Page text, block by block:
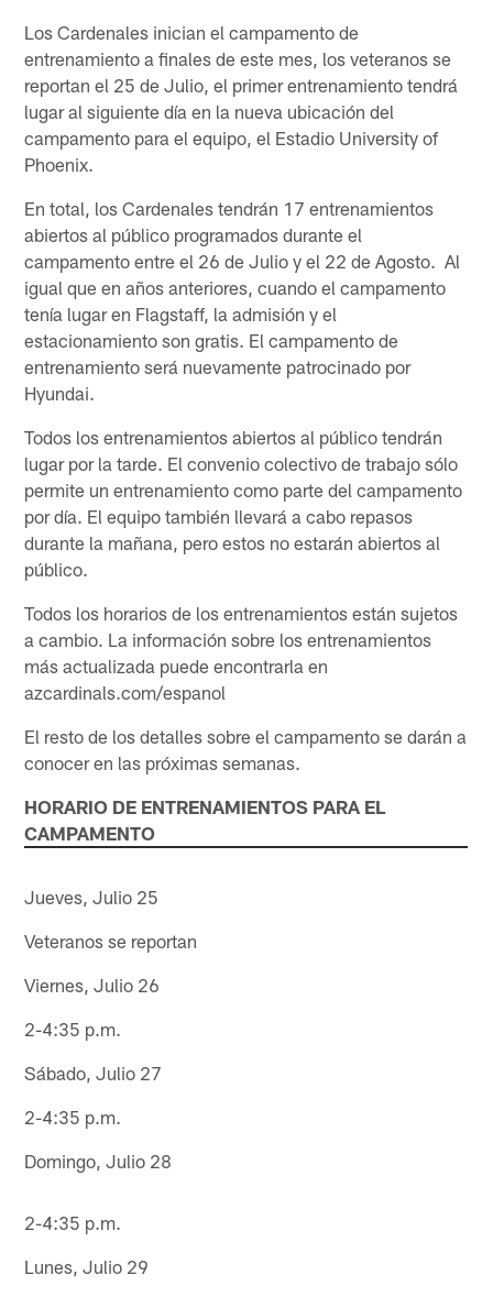
Los Cardenales inician el campamento de
entrenamiento a finales de este mes, los veteranos se
reportan el 25 de Julio, el primer entrenamiento tendrá
lugar al siguiente día en la nueva ubicación del
campamento para el equipo, el Estadio University of
Phoenix.
En total, los Cardenales tendrán 17 entrenamientos
abiertos al público programados durante el
campamento entre el 26 de Julio y el 22 de Agosto. Al
igual que en años anteriores, cuando el campamento
tenía lugar en Flagstaff, la admisión y el
estacionamiento son gratis. El campamento de
entrenamiento será nuevamente patrocinado por
Hyundai.
Todos los entrenamientos abiertos al público tendrán
lugar por la tarde. El convenio colectivo de trabajo sólo
permite un entrenamiento como parte del campamento
por día. El equipo también llevará a cabo repasos
durante la mañana, pero estos no estarán abiertos al
público.
Todos los horarios de los entrenamientos están sujetos
a cambio. La información sobre los entrenamientos
más actualizada puede encontrarla en
azcardinals.com/espanol
El resto de los detalles sobre el campamento se darán a
conocer en las próximas semanas.
HORARIO DE ENTRENAMIENTOS PARA EL
CAMPAMENTO
Jueves, Julio 25
Veteranos se reportan
Viernes, Julio 26
2-4:35 p.m.
Sábado, Julio 27
2-4:35 p.m.
Domingo, Julio 28
2-4:35 p.m.
Lunes, Julio 29